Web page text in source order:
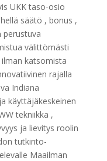
UKK taso-osio
säätö , bonus ,
perustuva
välittömästi
katsomista
rajalla
Indiana
käyttäjäkeskeinen
tekniikka ,
ja lievitys roolin
tutkinto-
Maailman